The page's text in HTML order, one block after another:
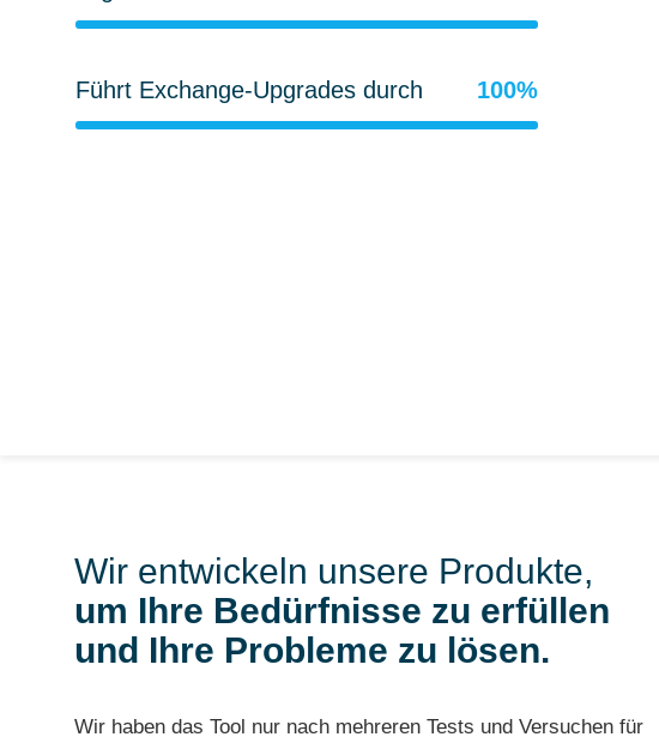
Führt Exchange-Upgrades durch 100%
Wir entwickeln unsere Produkte,
um Ihre Bedürfnisse zu erfüllen
und Ihre Probleme zu lösen.
Wir haben das Tool nur nach mehreren Tests und Versuchen für
Experten
während der Migration keine